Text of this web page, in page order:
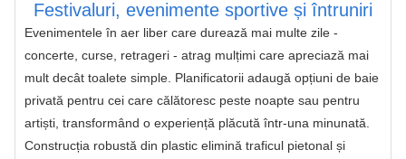
Festivaluri, evenimente sportive și întruniri
Evenimentele în aer liber care durează mai multe zile -
concerte, curse, retrageri - atrag mulțimi care apreciază mai
mult decât toalete simple. Planificatorii adaugă opțiuni de baie
privată pentru cei care călătoresc peste noapte sau pentru
artiști, transformând o experiență plăcută într-una minunată.
Construcția robustă din plastic elimină traficul pietonal și